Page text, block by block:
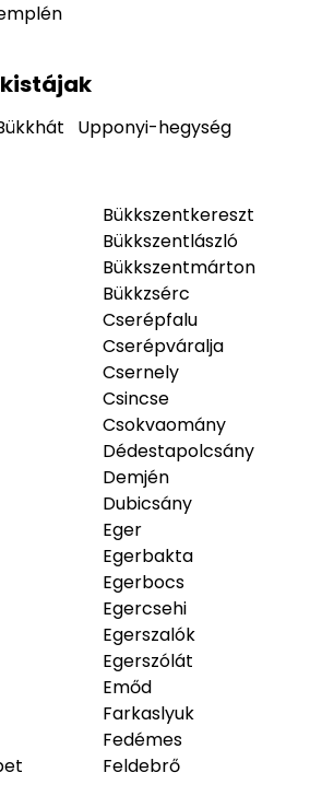
Upponyi-hegység
Bükkszentkereszt
Bükkszentlászló
Bükkszentmárton
Bükkzsérc
Cserépfalu
Cserépváralja
Csernely
Csincse
Csokvaomány
Dédestapolcsány
Demjén
Dubicsány
Eger
Egerbakta
Egerbocs
Egercsehi
Egerszalók
Egerszólát
Emőd
Farkaslyuk
Fedémes
Feldebrő